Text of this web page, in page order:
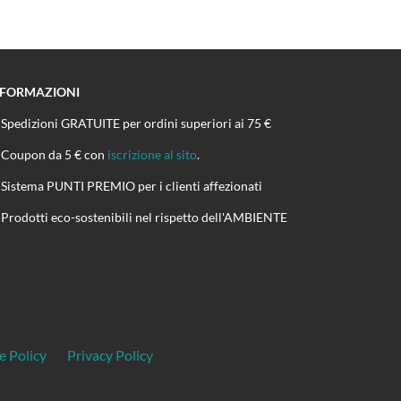
Spedizioni GRATUITE per ordini superiori ai 75 €
Coupon da 5 € con iscrizione al sito.
Sistema PUNTI PREMIO per i clienti affezionati
Prodotti eco-sostenibili nel rispetto dell'AMBIENTE
Policy Privacy Policy